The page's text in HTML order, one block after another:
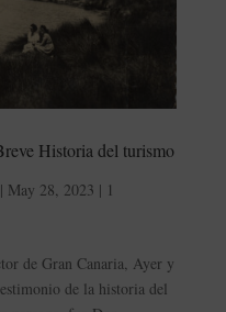
Historia del turismo
May 28, 2023 | 1
de Gran Canaria, Ayer y
de la historia del